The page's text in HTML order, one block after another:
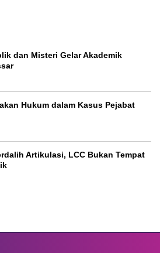
dan Misteri Gelar Akademik
Hukum dalam Kasus Pejabat
Artikulasi, LCC Bukan Tempat